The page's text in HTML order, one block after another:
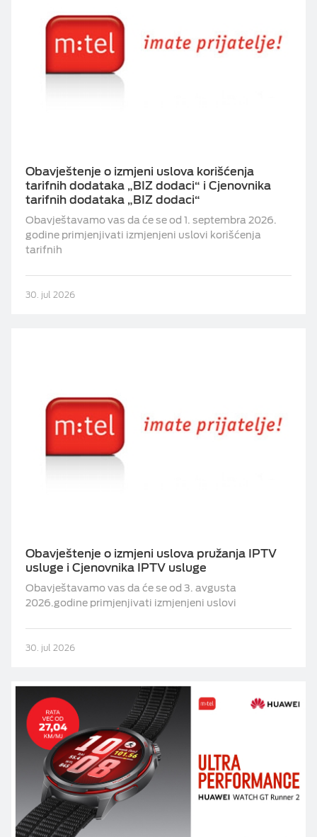
Obavještenje o izmjeni uslova korišćenja
tarifnih dodataka „BIZ dodaci“ i Cjenovnika
tarifnih dodataka „BIZ dodaci“
Obavještavamo vas da će se od 1. septembra 2026.
godine primjenjivati izmjenjeni uslovi korišćenja
tarifnih
30. jul 2026
Obavještenje o izmjeni uslova pružanja IPTV
usluge i Cjenovnika IPTV usluge
Obavještavamo vas da će se od 3. avgusta
2026.godine primjenjivati izmjenjeni uslovi
30. jul 2026